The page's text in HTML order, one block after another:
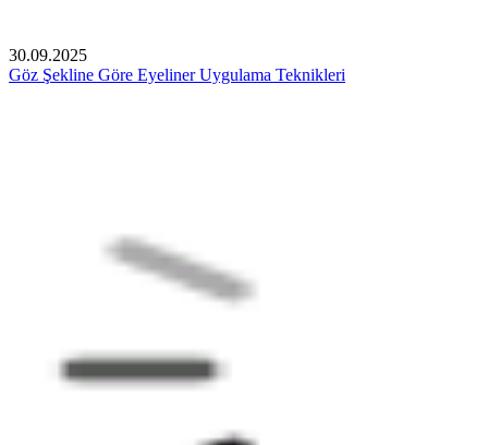
30.09.2025
Göz Şekline Göre Eyeliner Uygulama Teknikleri